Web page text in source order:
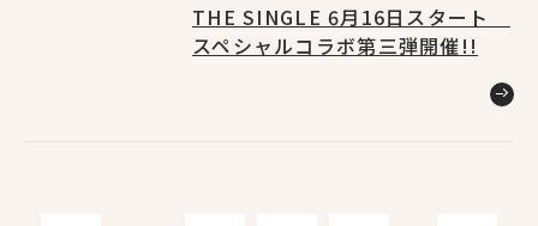
THE SINGLE 6月16日スタート
スペシャルコラボ第三弾開催!!